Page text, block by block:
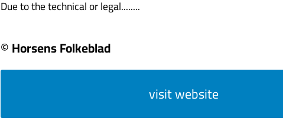
Due to the technical or legal........
© Horsens Folkeblad
visit website